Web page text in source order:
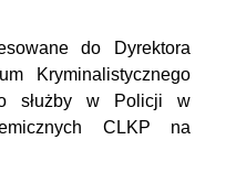
do Dyrektora
Kryminalistycznego
służby w Policji w
CLKP na